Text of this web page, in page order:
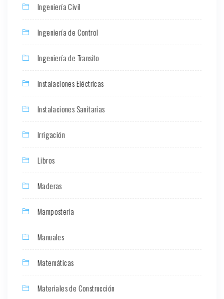
Ingeniería Civil
Ingeniería de Control
Ingeniería de Transito
Instalaciones Eléctricas
Instalaciones Sanitarias
Irrigación
Libros
Maderas
Mamposteria
Manuales
Matemáticas
Materiales de Construcción